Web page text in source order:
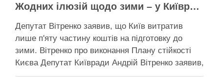
Жодних ілюзій щодо зими – у Київраді закидають, що КМДА виконала План стійкості на 20%
Депутат Вітренко заявив, що Київ витратив
лише п'яту частину коштів на підготовку до
зими. Вітренко про виконання Плану стійкості
Києва Депутат Київради Андрій Вітренко заявив,
що станом на 5 серпня столична влада